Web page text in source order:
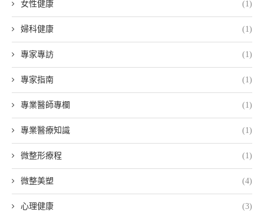
女性健康 (1)
婦科健康 (1)
專家專訪 (1)
專家指南 (1)
專業醫師專欄 (1)
專業醫療知識 (1)
微整形療程 (1)
微整美塑 (4)
心理健康 (3)